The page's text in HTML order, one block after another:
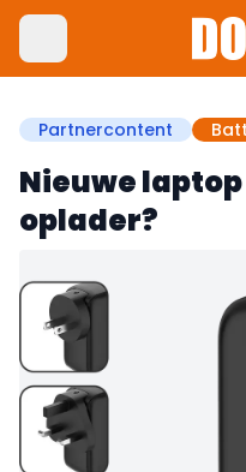
Partnercontent
Nieuwe
oplader?